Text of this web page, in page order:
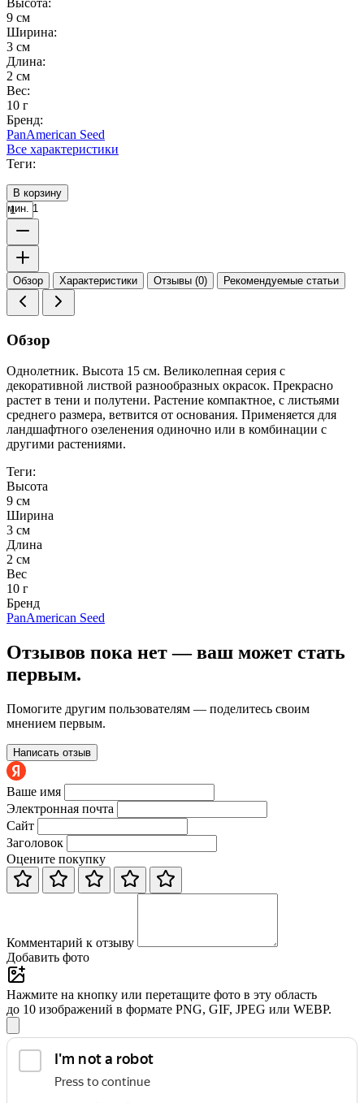
9 см
Ширина:
3 см
Длина:
2 см
Вес:
10 г
Бренд:
PanAmerican Seed
Все характеристики
Теги:
В корзину
мин. 1
Обзор Характеристики Отзывы (0) Рекомендуемые статьи
Обзор
Однолетник. Высота 15 см. Великолепная серия с
декоративной листвой разнообразных окрасок. Прекрасно
растет в тени и полутени. Растение компактное, с листьями
среднего размера, ветвится от основания. Применяется для
ландшафтного озеленения одиночно или в комбинации с
другими растениями.
Теги:
Высота
9 см
Ширина
3 см
Длина
2 см
Вес
10 г
Бренд
PanAmerican Seed
Отзывов пока нет — ваш может стать
первым.
Помогите другим пользователям — поделитесь своим
мнением первым.
Написать отзыв
Ваше имя
Электронная почта
Сайт
Заголовок
Оцените покупку
Комментарий к отзыву
Добавить фото
Нажмите на кнопку или перетащите фото в эту область
до 10 изображений в формате PNG, GIF, JPEG или WEBP.